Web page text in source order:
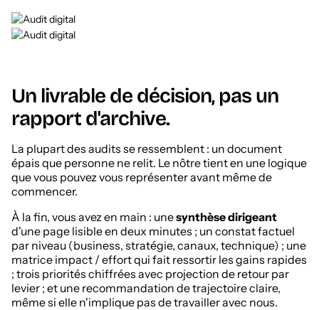
Un livrable de décision, pas un
rapport d'archive.
La plupart des audits se ressemblent : un document
épais que personne ne relit. Le nôtre tient en une logique
que vous pouvez vous représenter avant même de
commencer.
À la fin, vous avez en main : unesynthèse dirigeant
d'une page lisible en deux minutes ; un constat factuel
par niveau (business, stratégie, canaux, technique) ; une
matrice impact / effort qui fait ressortir les gains rapides
; trois priorités chiffrées avec projection de retour par
levier ; et une recommandation de trajectoire claire,
même si elle n'implique pas de travailler avec nous.